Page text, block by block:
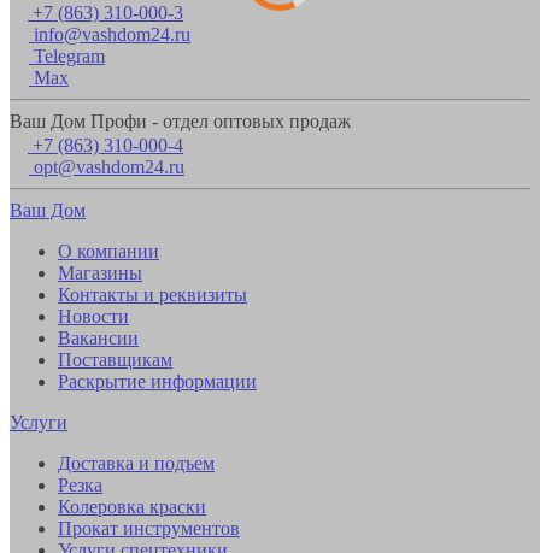
+7 (863) 310-000-3
info@vashdom24.ru
Telegram
Max
Ваш Дом Профи - отдел оптовых продаж
+7 (863) 310-000-4
opt@vashdom24.ru
Ваш Дом
О компании
Магазины
Контакты и реквизиты
Новости
Вакансии
Поставщикам
Раскрытие информации
Услуги
Доставка и подъем
Резка
Колеровка краски
Прокат инструментов